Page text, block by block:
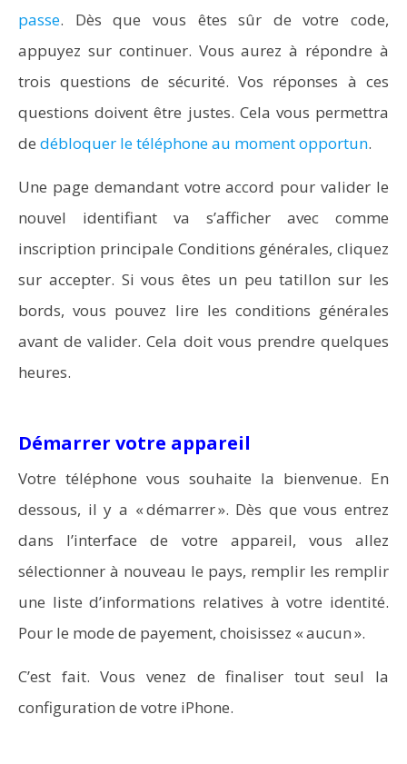
passe. Dès que vous êtes sûr de votre code,
appuyez sur continuer. Vous aurez à répondre à
trois questions de sécurité. Vos réponses à ces
questions doivent être justes. Cela vous permettra
de débloquer le téléphone au moment opportun.
Une page demandant votre accord pour valider le
nouvel identifiant va s’afficher avec comme
inscription principale Conditions générales, cliquez
sur accepter. Si vous êtes un peu tatillon sur les
bords, vous pouvez lire les conditions générales
avant de valider. Cela doit vous prendre quelques
heures.
Démarrer votre appareil
Votre téléphone vous souhaite la bienvenue. En
dessous, il y a « démarrer ». Dès que vous entrez
dans l’interface de votre appareil, vous allez
sélectionner à nouveau le pays, remplir les remplir
une liste d’informations relatives à votre identité.
Pour le mode de payement, choisissez « aucun ».
C’est fait. Vous venez de finaliser tout seul la
configuration de votre iPhone.